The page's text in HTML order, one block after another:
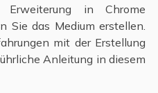
in Chrome
Sie das Medium erstellen.
mit der Erstellung
Anleitung in diesem